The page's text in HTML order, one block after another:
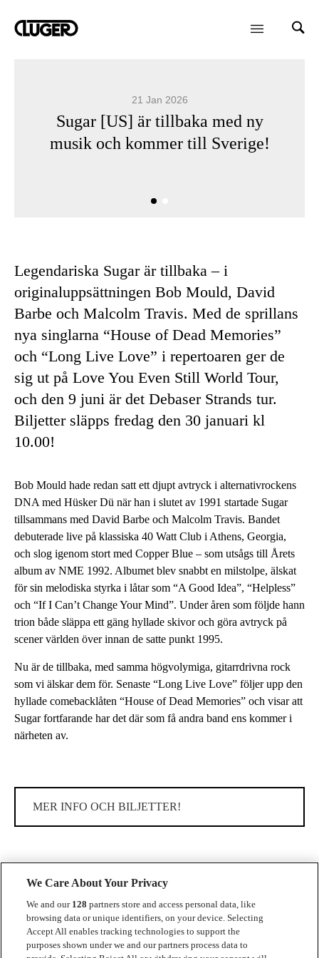
21 Jan 2026
Sugar [US] är tillbaka med ny
musik och kommer till Sverige!
Legendariska Sugar är tillbaka – i
originaluppsättningen Bob Mould, David
Barbe och Malcolm Travis. Med de sprillans
nya singlarna “House of Dead Memories”
och “Long Live Love” i repertoaren ger de
sig ut på Love You Even Still World Tour,
och den 9 juni är det Debaser Strands tur.
Biljetter släpps fredag den 30 januari kl
10.00!
Bob Mould hade redan satt ett djupt avtryck i alternativrockens
DNA med Hüsker Dü när han i slutet av 1991 startade Sugar
tillsammans med David Barbe och Malcolm Travis. Bandet
debuterade live på klassiska 40 Watt Club i Athens, Georgia,
och slog igenom stort med Copper Blue – som utsågs till Årets
album av NME 1992. Albumet blev snabbt en milstolpe, älskat
för sin melodiska styrka i låtar som “A Good Idea”, “Helpless”
och “If I Can’t Change Your Mind”. Under åren som följde hann
trion både släppa ett gäng hyllade skivor och göra avtryck på
scener världen över innan de satte punkt 1995.
Nu är de tillbaka, med samma högvolymiga, gitarrdrivna rock
som vi älskar dem för. Senaste “Long Live Love” följer upp den
hyllade comebacklåten “House of Dead Memories” och visar att
Sugar fortfarande har det där som få andra band ens kommer i
närheten av.
MER INFO OCH BILJETTER!
Kontakt
We Care About Your Privacy
We and our 128 partners store and access personal data, like
browsing data or unique identifiers, on your device. Selecting
Accept All enables tracking technologies to support the
purposes shown under we and our partners process data to